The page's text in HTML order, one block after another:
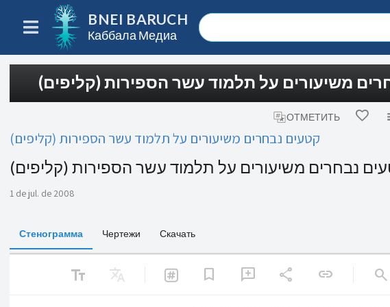
BNEI BARUCH
Каббала Медиа
משיעורים על תלמוד עשר הספירות (קליפים)
ОТМЕТИТЬ
קטעים נבחרים משיעורים על תלמוד עשר הספירות (קליפים)
נבחרים משיעורים על תלמוד עשר הספירות (קליפים)
1 de jul. de 2008
Стенограмма Чертежи Скачать
text_fields Translate bookmark add_comment share link search